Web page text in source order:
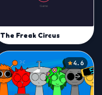
The Freak Circus
4.6